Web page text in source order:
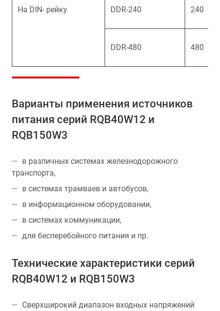
На DIN- рейку DDR-240 240
DDR-480 480
Варианты применения источников
питания серий RQB40W12 и
RQB150W3
в различных системах железнодорожного
транспорта,
в системах трамваев и автобусов,
в информационном оборудовании,
в системах коммуникации,
для бесперебойного питания и пр.
Технические характеристики серий
RQB40W12 и RQB150W3
Сверхширокий диапазон входных напряжений